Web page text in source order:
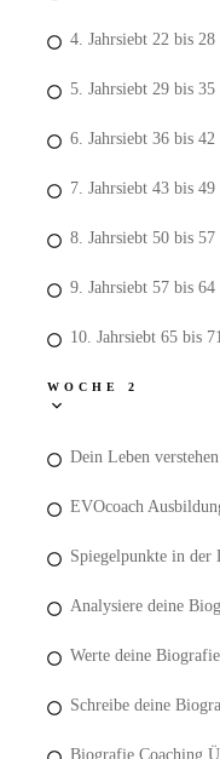
4. Jahrsiebt 22 bis 28
5. Jahrsiebt 29 bis 35
6. Jahrsiebt 36 bis 42
7. Jahrsiebt 43 bis 49
8. Jahrsiebt 50 bis 57
9. Jahrsiebt 57 bis 64
10. Jahrsiebt 65 bis
WOCHE 2
Dein Leben
EVOcoach
Spiegelpunkte in der
Analysiere deine
Werte deine
Schreibe deine
Biografie Coaching